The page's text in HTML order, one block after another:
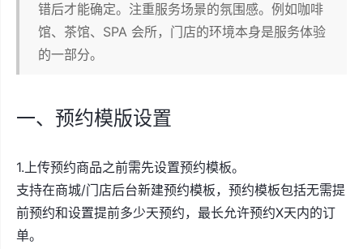
错后才能确定。注重服务场景的氛围感。例如咖啡
馆、茶馆、SPA 会所，门店的环境本身是服务体验
的一部分。
一、预约模版设置
1.上传预约商品之前需先设置预约模板。
支持在商城/门店后台新建预约模板，预约模板包括无需提
前预约和设置提前多少天预约，最长允许预约X天内的订
单。